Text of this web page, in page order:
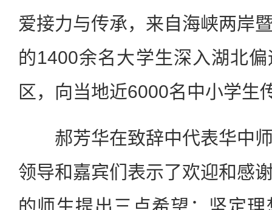
爱接力与传承，来自海峡两岸
的1400余名大学生深入湖北
区，向当地近6000名中小学生
郝芳华在致辞中代表华中师
领导和嘉宾们表示了欢迎和感